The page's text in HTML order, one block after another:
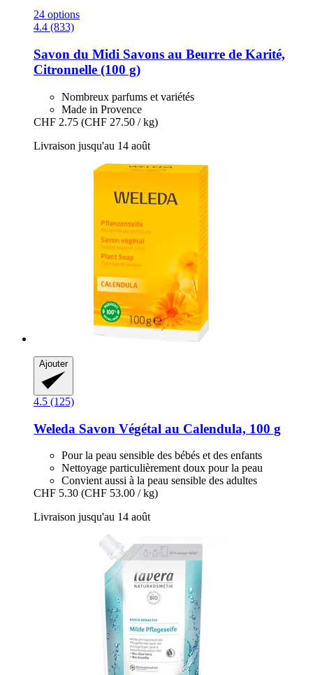
24 options
4.4 (833)
Savon du Midi Savons au Beurre de Karité,
Citronnelle (100 g)
Nombreux parfums et variétés
Made in Provence
CHF 2.75 (CHF 27.50 / kg)
Livraison jusqu'au 14 août
Ajouter
4.5 (125)
Weleda Savon Végétal au Calendula, 100 g
Pour la peau sensible des bébés et des enfants
Nettoyage particulièrement doux pour la peau
Convient aussi à la peau sensible des adultes
CHF 5.30 (CHF 53.00 / kg)
Livraison jusqu'au 14 août